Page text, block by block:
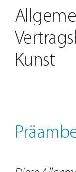
Kunst
Jobs
Kontakt